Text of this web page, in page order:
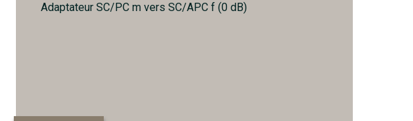
Adaptateur SC/PC m vers SC/APC f (0 dB)